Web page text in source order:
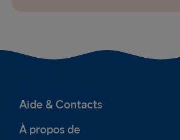
Aide & Contacts
À propos de